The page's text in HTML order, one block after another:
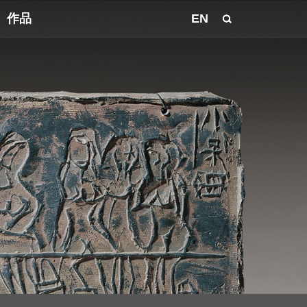
作品 EN